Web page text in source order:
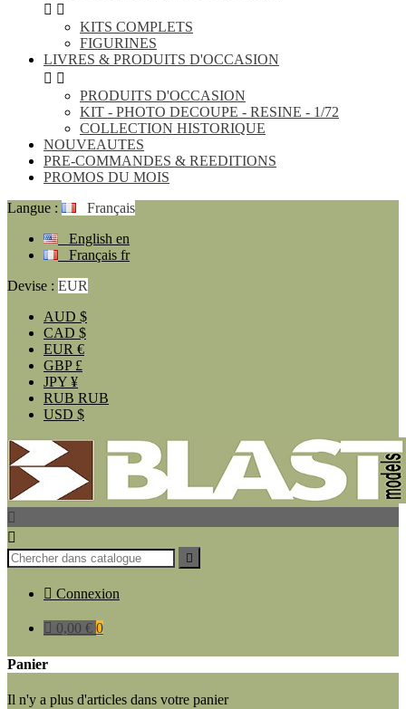
 
KITS COMPLETS
FIGURINES
LIVRES & PRODUITS D'OCCASION
 
PRODUITS D'OCCASION
KIT - PHOTO DECOUPE - RESINE - 1/72
COLLECTION HISTORIQUE
NOUVEAUTES
PRE-COMMANDES & REEDITIONS
PROMOS DU MOIS
Langue :
Français
English en
Français fr
Devise : EUR
AUD $
CAD $
EUR €
GBP £
JPY ¥
RUB RUB
USD $



 Connexion
 0,00 € 0
Panier
Il n'y a plus d'articles dans votre panier